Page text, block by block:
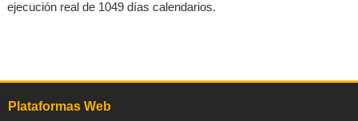
ejecución real de 1049 días calendarios.
Plataformas Web